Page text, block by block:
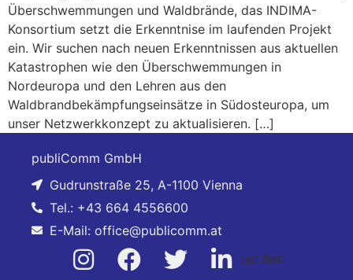
Überschwemmungen und Waldbrände, das INDIMA-
Konsortium setzt die Erkenntnise im laufenden Projekt
ein. Wir suchen nach neuen Erkenntnissen aus aktuellen
Katastrophen wie den Überschwemmungen in
Nordeuropa und den Lehren aus den
Waldbrandbekämpfungseinsätze in Südosteuropa, um
unser Netzwerkkonzept zu aktualisieren. […]
publiComm GmbH
Gudrunstraße 25, A-1100 Vienna
Tel.: +43 664 4556600
E-Mail: office@publicomm.at
List Item